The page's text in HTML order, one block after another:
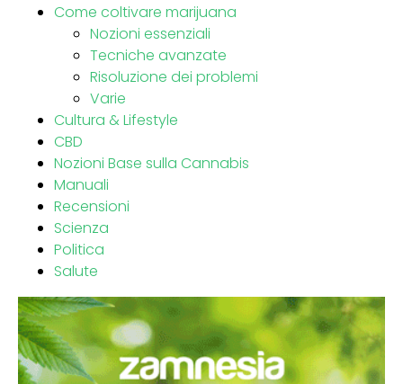
Come coltivare marijuana
Nozioni essenziali
Tecniche avanzate
Risoluzione dei problemi
Varie
Cultura & Lifestyle
CBD
Nozioni Base sulla Cannabis
Manuali
Recensioni
Scienza
Politica
Salute